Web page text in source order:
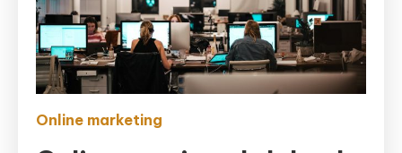
Online marketing